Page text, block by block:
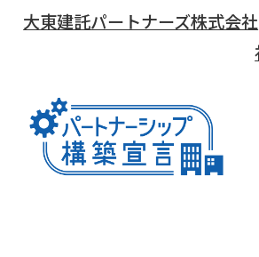
大東建託パートナーズ株式会社